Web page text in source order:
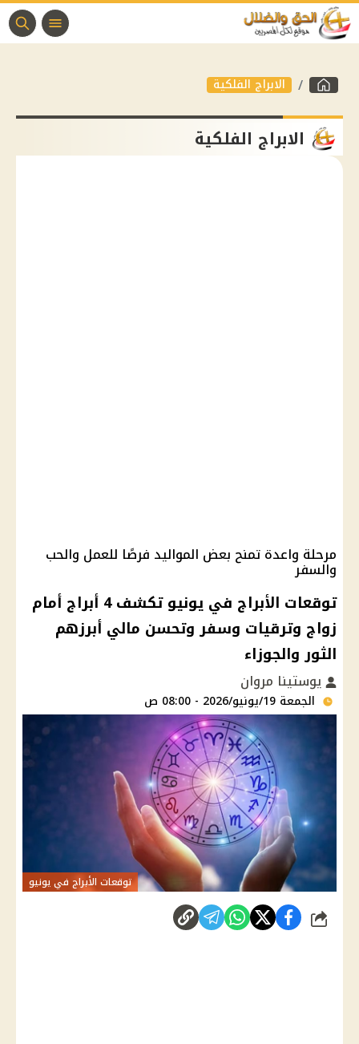
الابراج الفلكية
الابراج الفلكية
مرحلة واعدة تمنح بعض المواليد فرصًا للعمل والحب
والسفر
توقعات الأبراج في يونيو تكشف 4 أبراج أمام
زواج وترقيات وسفر وتحسن مالي أبرزهم
الثور والجوزاء
يوستينا مروان
الجمعة 19/يونيو/2026 - 08:00 ص
توقعات الأبراج في يونيو
شارك